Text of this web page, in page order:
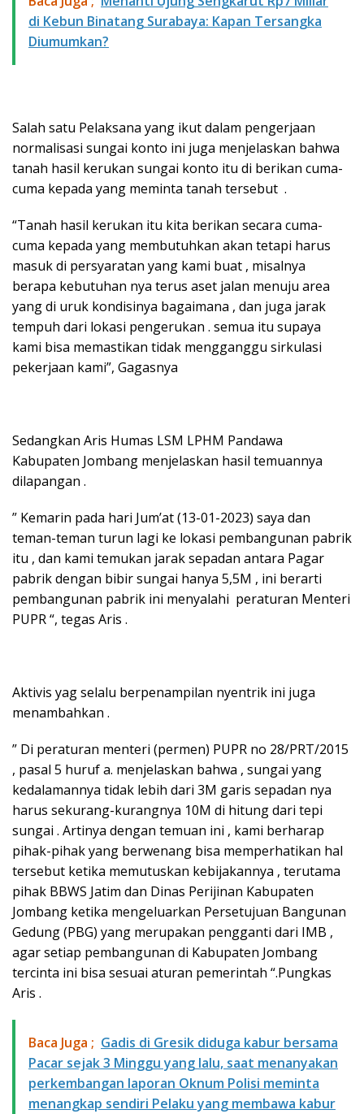
di Kebun Binatang Surabaya: Kapan Tersangka
Diumumkan?
Salah satu Pelaksana yang ikut dalam pengerjaan
normalisasi sungai konto ini juga menjelaskan bahwa
tanah hasil kerukan sungai konto itu di berikan cuma-
cuma kepada yang meminta tanah tersebut .
“Tanah hasil kerukan itu kita berikan secara cuma-
cuma kepada yang membutuhkan akan tetapi harus
masuk di persyaratan yang kami buat , misalnya
berapa kebutuhan nya terus aset jalan menuju area
yang di uruk kondisinya bagaimana , dan juga jarak
tempuh dari lokasi pengerukan . semua itu supaya
kami bisa memastikan tidak mengganggu sirkulasi
pekerjaan kami”, Gagasnya
Sedangkan Aris Humas LSM LPHM Pandawa
Kabupaten Jombang menjelaskan hasil temuannya
dilapangan .
” Kemarin pada hari Jum’at (13-01-2023) saya dan
teman-teman turun lagi ke lokasi pembangunan pabrik
itu , dan kami temukan jarak sepadan antara Pagar
pabrik dengan bibir sungai hanya 5,5M , ini berarti
pembangunan pabrik ini menyalahi peraturan Menteri
PUPR “, tegas Aris .
Aktivis yag selalu berpenampilan nyentrik ini juga
menambahkan .
” Di peraturan menteri (permen) PUPR no 28/PRT/2015
, pasal 5 huruf a. menjelaskan bahwa , sungai yang
kedalamannya tidak lebih dari 3M garis sepadan nya
harus sekurang-kurangnya 10M di hitung dari tepi
sungai . Artinya dengan temuan ini , kami berharap
pihak-pihak yang berwenang bisa memperhatikan hal
tersebut ketika memutuskan kebijakannya , terutama
pihak BBWS Jatim dan Dinas Perijinan Kabupaten
Jombang ketika mengeluarkan Persetujuan Bangunan
Gedung (PBG) yang merupakan pengganti dari IMB ,
agar setiap pembangunan di Kabupaten Jombang
tercinta ini bisa sesuai aturan pemerintah “.Pungkas
Aris .
Baca Juga ; Gadis di Gresik diduga kabur bersama
Pacar sejak 3 Minggu yang lalu, saat menanyakan
perkembangan laporan Oknum Polisi meminta
menangkap sendiri Pelaku yang membawa kabur